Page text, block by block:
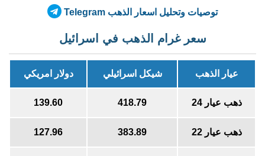
توصيات وتحليل اسعار الذهب Telegram
سعر غرام الذهب في اسرائيل
عيار الذهب شيكل اسرائيلي دولار امريكي
ذهب عيار 24 418.79
139.60
ذهب عيار 22 383.89
127.96